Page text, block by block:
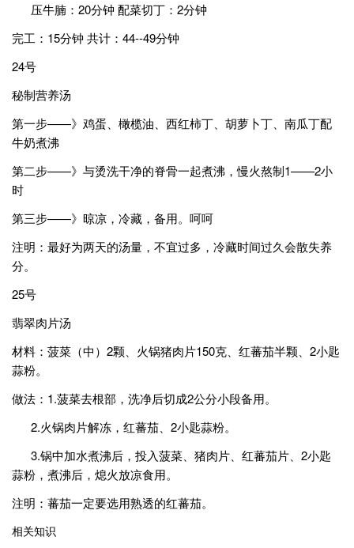
压牛腩：20分钟 配菜切丁：2分钟
完工：15分钟 共计：44--49分钟
24号
秘制营养汤
第一步——》鸡蛋、橄榄油、西红柿丁、胡萝卜丁、南瓜丁配
牛奶煮沸
第二步——》与烫洗干净的脊骨一起煮沸，慢火熬制1——2小
时
第三步——》晾凉，冷藏，备用。呵呵
注明：最好为两天的汤量，不宜过多，冷藏时间过久会散失养
分。
25号
翡翠肉片汤
材料：菠菜（中）2颗、火锅猪肉片150克、红蕃茄半颗、2小匙
蒜粉。
做法：1.菠菜去根部，洗净后切成2公分小段备用。
2.火锅肉片解冻，红蕃茄、2小匙蒜粉。
3.锅中加水煮沸后，投入菠菜、猪肉片、红蕃茄片、2小匙
蒜粉，煮沸后，熄火放凉食用。
注明：蕃茄一定要选用熟透的红蕃茄。
相关知识